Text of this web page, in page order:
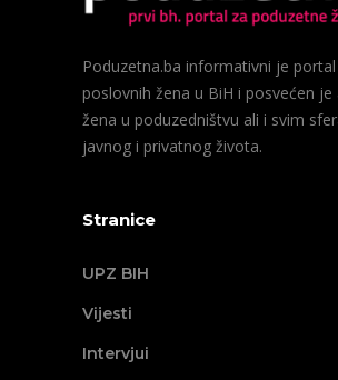
Poduzetna.ba informativni je
poslovnih žena u BiH i posvećen
žena u poduzedništvu ali i svim
javnog i privatnog života.
Stranice
UPZ BIH
Vijesti
Intervjui